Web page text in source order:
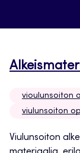
vioulunsoiton
viulunsoiton
Viulunsoiton